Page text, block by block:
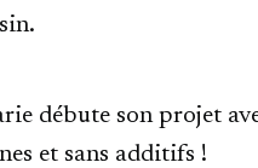
débute son projet
et sans additifs !